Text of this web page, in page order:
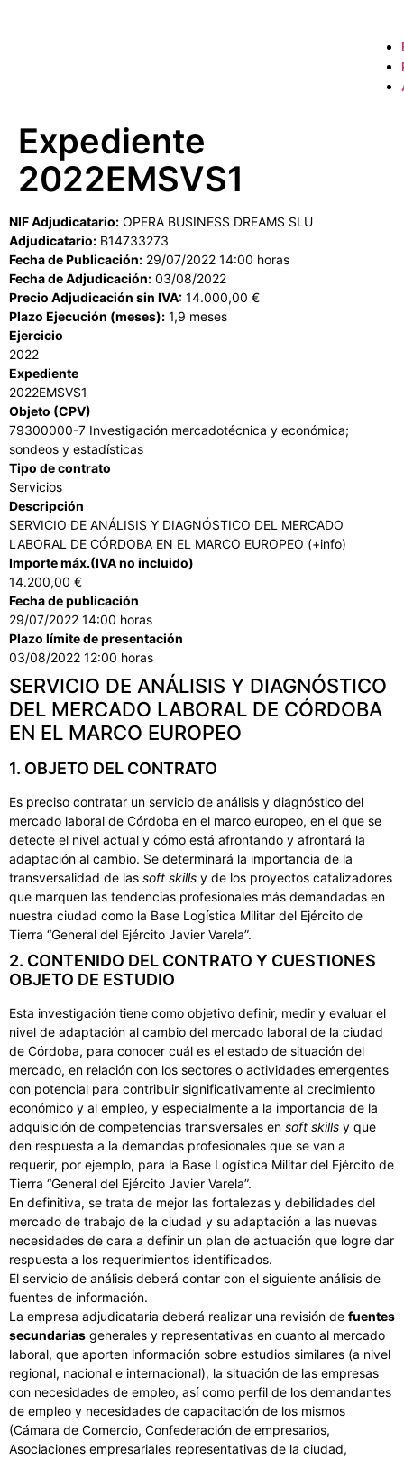
Expediente
2022EMSVS1
NIF Adjudicatario: OPERA BUSINESS DREAMS SLU
Adjudicatario: B14733273
Fecha de Publicación: 29/07/2022 14:00 horas
Fecha de Adjudicación: 03/08/2022
Precio Adjudicación sin IVA: 14.000,00 €
Plazo Ejecución (meses): 1,9 meses
Ejercicio
2022
Expediente
2022EMSVS1
Objeto (CPV)
79300000-7 Investigación mercadotécnica y económica;
sondeos y estadísticas
Tipo de contrato
Servicios
Descripción
SERVICIO DE ANÁLISIS Y DIAGNÓSTICO DEL MERCADO
LABORAL DE CÓRDOBA EN EL MARCO EUROPEO (+info)
Importe máx.(IVA no incluido)
14.200,00 €
Fecha de publicación
29/07/2022 14:00 horas
Plazo límite de presentación
03/08/2022 12:00 horas
SERVICIO DE ANÁLISIS Y DIAGNÓSTICO
DEL MERCADO LABORAL DE CÓRDOBA
EN EL MARCO EUROPEO
1. OBJETO DEL CONTRATO
Es preciso contratar un servicio de análisis y diagnóstico del
mercado laboral de Córdoba en el marco europeo, en el que se
detecte el nivel actual y cómo está afrontando y afrontará la
adaptación al cambio. Se determinará la importancia de la
transversalidad de las soft skills y de los proyectos catalizadores
que marquen las tendencias profesionales más demandadas en
nuestra ciudad como la Base Logística Militar del Ejército de
Tierra “General del Ejército Javier Varela”.
2. CONTENIDO DEL CONTRATO Y CUESTIONES
OBJETO DE ESTUDIO
Esta investigación tiene como objetivo definir, medir y evaluar el
nivel de adaptación al cambio del mercado laboral de la ciudad
de Córdoba, para conocer cuál es el estado de situación del
mercado, en relación con los sectores o actividades emergentes
con potencial para contribuir significativamente al crecimiento
económico y al empleo, y especialmente a la importancia de la
adquisición de competencias transversales en soft skills y que
den respuesta a la demandas profesionales que se van a
requerir, por ejemplo, para la Base Logística Militar del Ejército de
Tierra “General del Ejército Javier Varela”.
En definitiva, se trata de mejor las fortalezas y debilidades del
mercado de trabajo de la ciudad y su adaptación a las nuevas
necesidades de cara a definir un plan de actuación que logre dar
respuesta a los requerimientos identificados.
El servicio de análisis deberá contar con el siguiente análisis de
fuentes de información.
La empresa adjudicataria deberá realizar una revisión de fuentes
secundarias generales y representativas en cuanto al mercado
laboral, que aporten información sobre estudios similares (a nivel
regional, nacional e internacional), la situación de las empresas
con necesidades de empleo, así como perfil de los demandantes
de empleo y necesidades de capacitación de los mismos
(Cámara de Comercio, Confederación de empresarios,
Asociaciones empresariales representativas de la ciudad,